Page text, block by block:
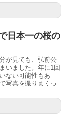
日本一の桜の
が見ても、弘前公
いました。年に1回
ない可能性もあ
写真を撮りまくっ